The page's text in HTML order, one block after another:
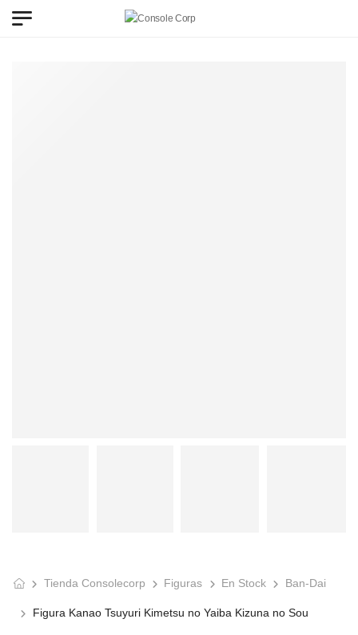
Tienda Consolecorp Figuras En Stock Ban-Dai
Figura Kanao Tsuyuri Kimetsu no Yaiba Kizuna no Sou